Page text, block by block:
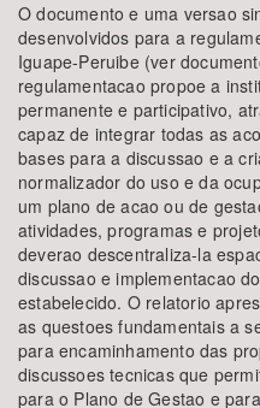
O documento e uma versao
desenvolvidos para a
Iguape-Peruibe (ver
regulamentacao propoe a
permanente e participativo,
capaz de integrar todas as
bases para a discussao e a
normalizador do uso e da
um plano de acao ou de
atividades, programas e
deverao descentraliza-la
discussao e implementacao
estabelecido. O relatorio
as questoes fundamentais a
para encaminhamento das
discussoes tecnicas que
para o Plano de Gestao e